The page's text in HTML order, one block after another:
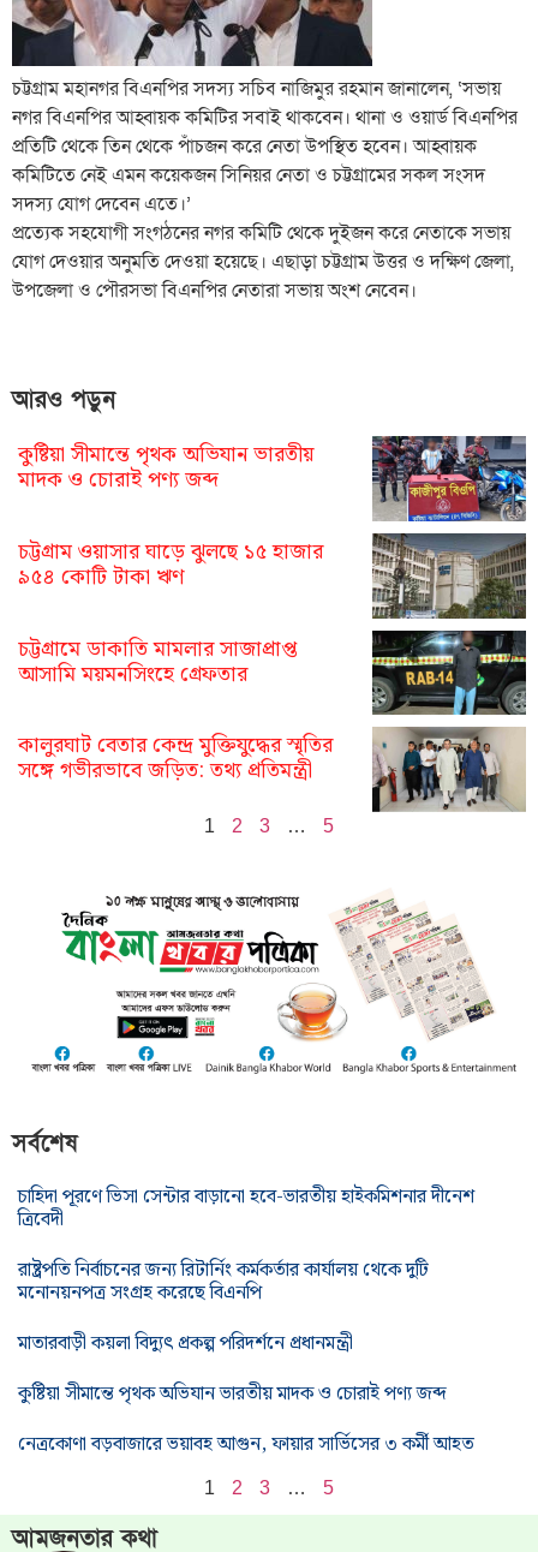
চট্টগ্রাম মহানগর বিএনপির সদস্য সচিব নাজিমুর রহমান জানালেন, ‘সভায়
নগর বিএনপির আহ্বায়ক কমিটির সবাই থাকবেন। থানা ও ওয়ার্ড বিএনপির
প্রতিটি থেকে তিন থেকে পাঁচজন করে নেতা উপস্থিত হবেন। আহ্বায়ক
কমিটিতে নেই এমন কয়েকজন সিনিয়র নেতা ও চট্টগ্রামের সকল সংসদ
সদস্য যোগ দেবেন এতে।’
প্রত্যেক সহযোগী সংগঠনের নগর কমিটি থেকে দুইজন করে নেতাকে সভায়
যোগ দেওয়ার অনুমতি দেওয়া হয়েছে। এছাড়া চট্টগ্রাম উত্তর ও দক্ষিণ জেলা,
উপজেলা ও পৌরসভা বিএনপির নেতারা সভায় অংশ নেবেন।
আরও পড়ুন
কুষ্টিয়া সীমান্তে পৃথক অভিযান ভারতীয়
মাদক ও চোরাই পণ্য জব্দ
চট্টগ্রাম ওয়াসার ঘাড়ে ঝুলছে ১৫ হাজার
৯৫৪ কোটি টাকা ঋণ
চট্টগ্রামে ডাকাতি মামলার সাজাপ্রাপ্ত
আসামি ময়মনসিংহে গ্রেফতার
কালুরঘাট বেতার কেন্দ্র মুক্তিযুদ্ধের স্মৃতির
সঙ্গে গভীরভাবে জড়িত: তথ্য প্রতিমন্ত্রী
1 2 3 … 5
সর্বশেষ
চাহিদা পূরণে ভিসা সেন্টার বাড়ানো হবে-ভারতীয় হাইকমিশনার দীনেশ
ত্রিবেদী
রাষ্ট্রপতি নির্বাচনের জন্য রিটার্নিং কর্মকর্তার কার্যালয় থেকে দুটি
মনোনয়নপত্র সংগ্রহ করেছে বিএনপি
মাতারবাড়ী কয়লা বিদ্যুৎ প্রকল্প পরিদর্শনে প্রধানমন্ত্রী
কুষ্টিয়া সীমান্তে পৃথক অভিযান ভারতীয় মাদক ও চোরাই পণ্য জব্দ
নেত্রকোণা বড়বাজারে ভয়াবহ আগুন, ফায়ার সার্ভিসের ৩ কর্মী আহত
1 2 3 … 5
আমজনতার কথা